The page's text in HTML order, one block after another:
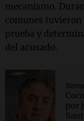
mecanismo.
comunes
prueba y
del acusado.
por